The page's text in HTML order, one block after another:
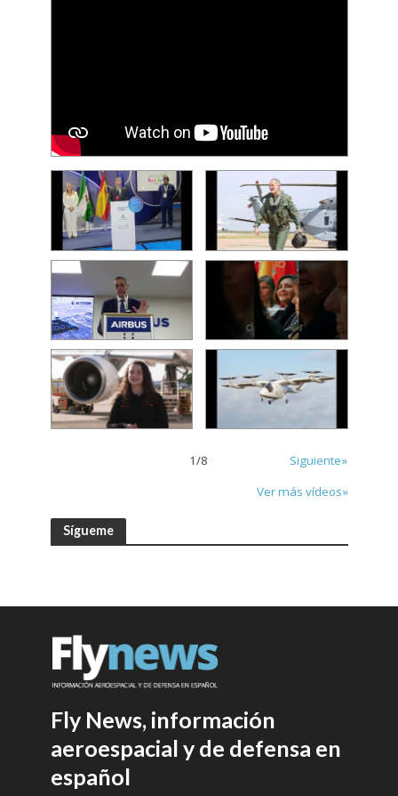
1/8
Siguiente»
Ver más vídeos»
Sígueme
Fly News, información
aeroespacial y de defensa en
español